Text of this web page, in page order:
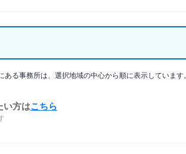
る事務所は、選択地域の中心から順に表示しています。
い方はこちら